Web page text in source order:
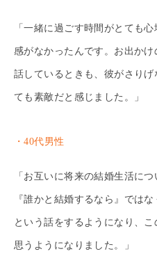
「一緒に過ごす時間がとても
感がなかったんです。お出か
話しているときも、彼がさり
ても素敵だと感じました。」
・40代男性
「お互いに将来の結婚生活に
『誰かと結婚するなら』では
という話をするようになり、
思うようになりました。」